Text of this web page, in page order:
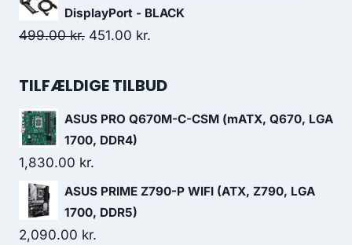
was:
579.00 kr..
is:
DisplayPort - BLACK
499.00kr. Original
was:
451.00 kr.
is:
TILFÆLDIGE TILBUD
ASUS PRO Q670M-C-CSM (mATX, Q670, LGA
1700, DDR4)
1,830.00 kr.
ASUS PRIME Z790-P WIFI (ATX, Z790, LGA
1700, DDR5)
2,090.00 kr.